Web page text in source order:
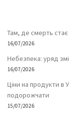
Там, де смерть
16/07/2026
Небезпека: уряд
16/07/2026
Ціни на продукти в
подорожчати
15/07/2026